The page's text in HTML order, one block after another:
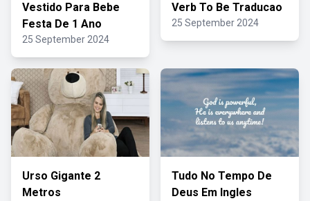
Vestido Para Bebe
Festa De 1 Ano
25 September 2024
Verb To Be Traducao
25 September 2024
Urso Gigante 2
Metros
Tudo No Tempo De
Deus Em Ingles